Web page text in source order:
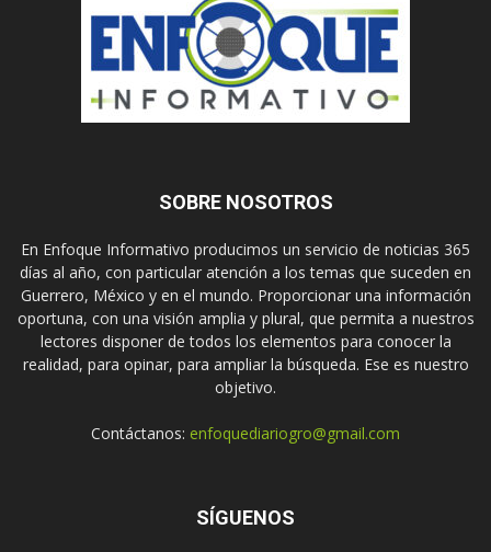
SOBRE NOSOTROS
En Enfoque Informativo producimos un servicio de noticias 365
días al año, con particular atención a los temas que suceden en
Guerrero, México y en el mundo. Proporcionar una información
oportuna, con una visión amplia y plural, que permita a nuestros
lectores disponer de todos los elementos para conocer la
realidad, para opinar, para ampliar la búsqueda. Ese es nuestro
objetivo.
Contáctanos: enfoquediariogro@gmail.com
SÍGUENOS